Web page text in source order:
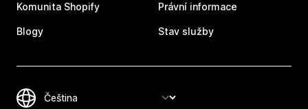
Komunita Shopify
Blogy
Právní informace
Stav služby